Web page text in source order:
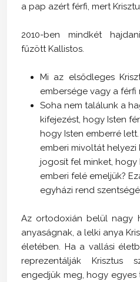
a pap azért férfi, mert
2010-ben mindkét
fűzött Kallistos.
Mi az elsődleges
embersége vagy a férfi
Soha nem találunk a
kifejezést, hogy Isten
hogy Isten emberré
emberi mivoltát
jogosít fel minket, hogy
emberi felé emeljük?
egyházi rend
Az ortodoxián belül nagy
anyaságnak, a lelki anya
életében. Ha a vallási
reprezentálják Krisztus
engedjük meg, hogy egyes